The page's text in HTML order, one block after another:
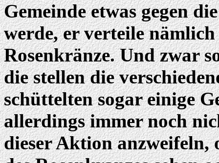
Gemeinde etwas gegen
werde, er verteile
Rosenkränze. Und zwar
die stellen die
schüttelten sogar einige
allerdings immer noch
dieser Aktion anzweifeln,